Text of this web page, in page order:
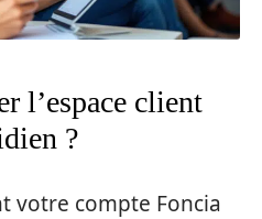
l’espace client
?
votre compte Foncia